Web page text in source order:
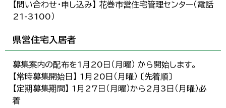
【問い合わせ・申し込み】 花巻市営住宅管理センター（電話
21-3100）
県営住宅入居者
募集案内の配布を1月20日（月曜） から開始します。
【常時募集開始日】 1月20日（月曜） 〔先着順〕
【定期募集期間】 1月27日（月曜）から2月3日（月曜）必
着